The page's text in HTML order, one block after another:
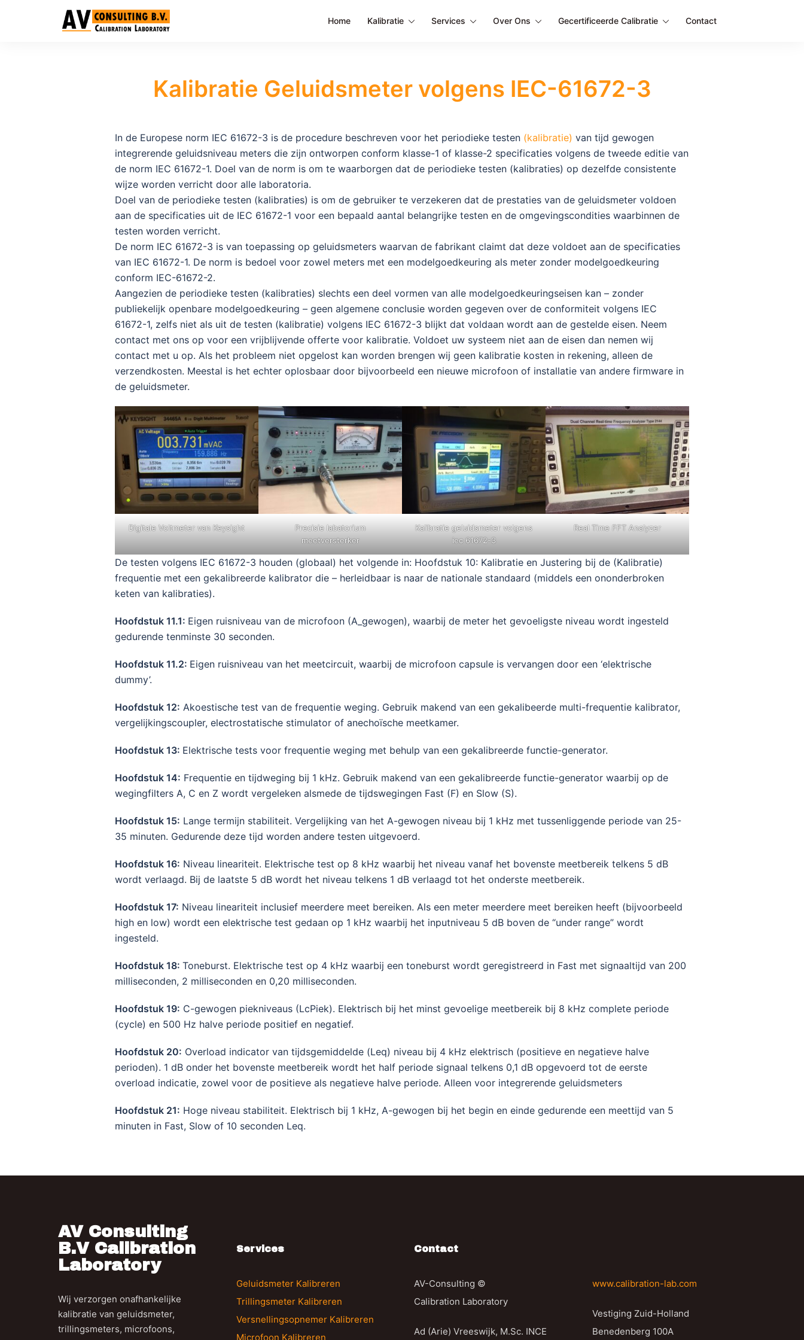
Home Kalibratie Services Over Ons Gecertificeerde Calibratie Contact
Kalibratie Geluidsmeter volgens IEC-61672-3
In de Europese norm IEC 61672-3 is de procedure beschreven voor het periodieke testen (kalibratie) van tijd gewogen
integrerende geluidsniveau meters die zijn ontworpen conform klasse-1 of klasse-2 specificaties volgens de tweede editie van
de norm IEC 61672-1. Doel van de norm is om te waarborgen dat de periodieke testen (kalibraties) op dezelfde consistente
wijze worden verricht door alle laboratoria.
Doel van de periodieke testen (kalibraties) is om de gebruiker te verzekeren dat de prestaties van de geluidsmeter voldoen
aan de specificaties uit de IEC 61672-1 voor een bepaald aantal belangrijke testen en de omgevingscondities waarbinnen de
testen worden verricht.
De norm IEC 61672-3 is van toepassing op geluidsmeters waarvan de fabrikant claimt dat deze voldoet aan de specificaties
van IEC 61672-1. De norm is bedoel voor zowel meters met een modelgoedkeuring als meter zonder modelgoedkeuring
conform IEC-61672-2.
Aangezien de periodieke testen (kalibraties) slechts een deel vormen van alle modelgoedkeuringseisen kan – zonder
publiekelijk openbare modelgoedkeuring – geen algemene conclusie worden gegeven over de conformiteit volgens IEC
61672-1, zelfs niet als uit de testen (kalibratie) volgens IEC 61672-3 blijkt dat voldaan wordt aan de gestelde eisen. Neem
contact met ons op voor een vrijblijvende offerte voor kalibratie. Voldoet uw systeem niet aan de eisen dan nemen wij
contact met u op. Als het probleem niet opgelost kan worden brengen wij geen kalibratie kosten in rekening, alleen de
verzendkosten. Meestal is het echter oplosbaar door bijvoorbeeld een nieuwe microfoon of installatie van andere firmware in
de geluidsmeter.
Digitale Voltmeter van Keysight
Precisie labatorium
meetversterker
Kalibratie geluidsmeter volgens
iec 61672-3
Real Time FFT Analyzer
De testen volgens IEC 61672-3 houden (globaal) het volgende in: Hoofdstuk 10: Kalibratie en Justering bij de (Kalibratie)
frequentie met een gekalibreerde kalibrator die – herleidbaar is naar de nationale standaard (middels een ononderbroken
keten van kalibraties).
Hoofdstuk 11.1: Eigen ruisniveau van de microfoon (A_gewogen), waarbij de meter het gevoeligste niveau wordt ingesteld
gedurende tenminste 30 seconden.
Hoofdstuk 11.2: Eigen ruisniveau van het meetcircuit, waarbij de microfoon capsule is vervangen door een ‘elektrische
dummy’.
Hoofdstuk 12: Akoestische test van de frequentie weging. Gebruik makend van een gekalibeerde multi-frequentie kalibrator,
vergelijkingscoupler, electrostatische stimulator of anechoïsche meetkamer.
Hoofdstuk 13: Elektrische tests voor frequentie weging met behulp van een gekalibreerde functie-generator.
Hoofdstuk 14: Frequentie en tijdweging bij 1 kHz. Gebruik makend van een gekalibreerde functie-generator waarbij op de
wegingfilters A, C en Z wordt vergeleken alsmede de tijdswegingen Fast (F) en Slow (S).
Hoofdstuk 15: Lange termijn stabiliteit. Vergelijking van het A-gewogen niveau bij 1 kHz met tussenliggende periode van 25-
35 minuten. Gedurende deze tijd worden andere testen uitgevoerd.
Hoofdstuk 16: Niveau lineariteit. Elektrische test op 8 kHz waarbij het niveau vanaf het bovenste meetbereik telkens 5 dB
wordt verlaagd. Bij de laatste 5 dB wordt het niveau telkens 1 dB verlaagd tot het onderste meetbereik.
Hoofdstuk 17: Niveau lineariteit inclusief meerdere meet bereiken. Als een meter meerdere meet bereiken heeft (bijvoorbeeld
high en low) wordt een elektrische test gedaan op 1 kHz waarbij het inputniveau 5 dB boven de “under range” wordt
ingesteld.
Hoofdstuk 18: Toneburst. Elektrische test op 4 kHz waarbij een toneburst wordt geregistreerd in Fast met signaaltijd van 200
milliseconden, 2 milliseconden en 0,20 milliseconden.
Hoofdstuk 19: C-gewogen piekniveaus (LcPiek). Elektrisch bij het minst gevoelige meetbereik bij 8 kHz complete periode
(cycle) en 500 Hz halve periode positief en negatief.
Hoofdstuk 20: Overload indicator van tijdsgemiddelde (Leq) niveau bij 4 kHz elektrisch (positieve en negatieve halve
perioden). 1 dB onder het bovenste meetbereik wordt het half periode signaal telkens 0,1 dB opgevoerd tot de eerste
overload indicatie, zowel voor de positieve als negatieve halve periode. Alleen voor integrerende geluidsmeters
Hoofdstuk 21: Hoge niveau stabiliteit. Elektrisch bij 1 kHz, A-gewogen bij het begin en einde gedurende een meettijd van 5
minuten in Fast, Slow of 10 seconden Leq.
AV Consulting
B.V Calibration
Laboratory
Wij verzorgen onafhankelijke
kalibratie van geluidsmeter,
trillingsmeters, microfoons,
Services
Geluidsmeter Kalibreren
Trillingsmeter Kalibreren
Versnellingsopnemer Kalibreren
Microfoon Kalibreren
Contact
AV-Consulting ©
Calibration Laboratory
Ad (Arie) Vreeswijk, M.Sc. INCE
www.calibration-lab.com
Vestiging Zuid-Holland
Benedenberg 100A